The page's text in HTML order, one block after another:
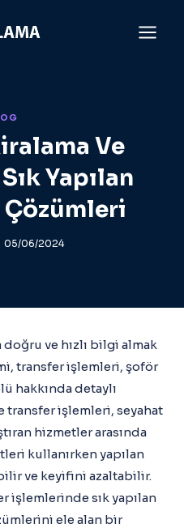
Ve
Yapılan
Çözümleri
05/06/2024
doğru ve hızlı bilgi almak
transfer işlemleri, şoför
hakkında detaylı
transfer işlemleri, seyahat
hizmetler arasında
kullanırken yapılan
ve keyifini azaltabilir.
işlemlerinde sık yapılan
ele alan bir